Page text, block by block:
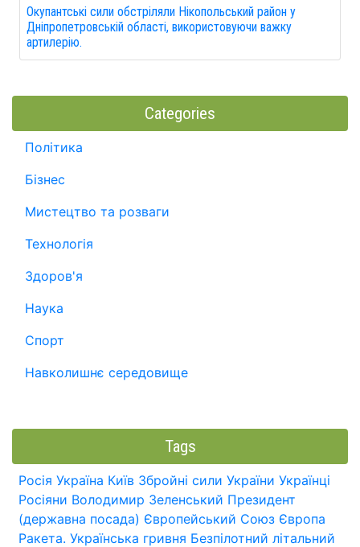
Окупантські сили обстріляли Нікопольський район у
Дніпропетровській області, використовуючи важку
артилерію.
Categories
Політика
Бізнес
Мистецтво та розваги
Технологія
Здоров'я
Наука
Спорт
Навколишнє середовище
Tags
Росія Україна Київ Збройні сили України Українці
Росіяни Володимир Зеленський Президент
(державна посада) Європейський Союз Європа
Ракета. Українська гривня Безпілотний літальний